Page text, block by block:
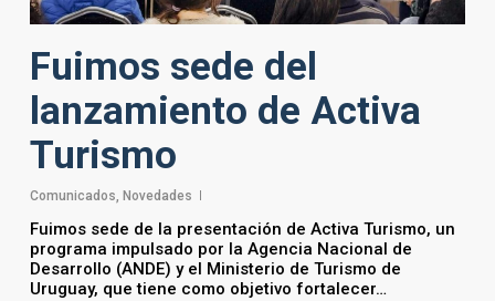
Fuimos sede del
lanzamiento de Activa
Turismo
Comunicados, Novedades
Fuimos sede de la presentación de Activa Turismo, un
programa impulsado por la Agencia Nacional de
Desarrollo (ANDE) y el Ministerio de Turismo de
Uruguay, que tiene como objetivo fortalecer…